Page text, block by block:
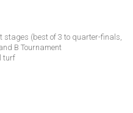
stages (best of 3 to quarter-finals,
B Tournament
turf